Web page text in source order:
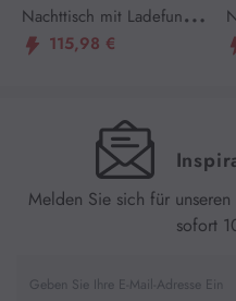
Nachttisch mit Ladefunkti
on und LED-Licht, Weiß
115,98 €
Melden Sie sich für
sofort